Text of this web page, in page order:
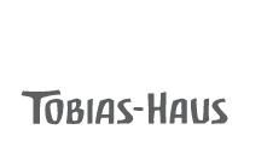
NAVIGATION
+49 (0)41 02 - 806 - 0